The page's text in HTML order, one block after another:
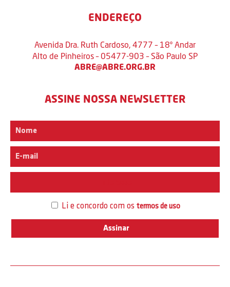
ENDEREÇO
Avenida Dra. Ruth Cardoso, 4777 – 18º Andar
Alto de Pinheiros – 05477-903 – São Paulo SP
ABRE@ABRE.ORG.BR
ASSINE NOSSA NEWSLETTER
Li e concordo com os termos de uso